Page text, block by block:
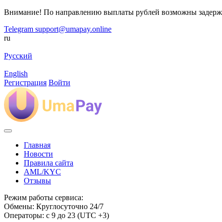
Внимание! По направлению выплаты рублей возможны
Telegram support@umapay.online
ru
Русский
English
Регистрация Войти
Главная
Новости
Правила сайта
AML/KYC
Отзывы
Режим работы сервиса:
Обмены: Круглосуточно 24/7
Операторы: с 9 до 23 (UTC +3)